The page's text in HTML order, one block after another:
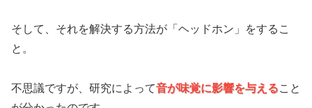
そして、それを解決する方法が「ヘッドホン」をするこ
と。
不思議ですが、研究によって音が味覚に影響を与えること